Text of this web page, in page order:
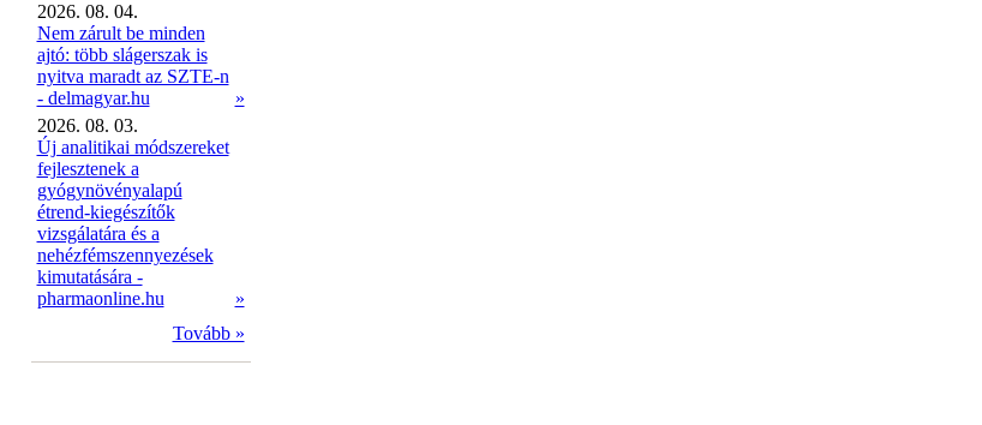
2026. 08. 04.
Nem zárult be minden
ajtó: több slágerszak is
nyitva maradt az SZTE-n
- delmagyar.hu
»
2026. 08. 03.
Új analitikai módszereket
fejlesztenek a
gyógynövényalapú
étrend-kiegészítők
vizsgálatára és a
nehézfémszennyezések
kimutatására -
pharmaonline.hu
»
Tovább »